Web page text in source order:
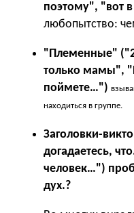
поэтому", "вот
любопытство:
"Племенные"
только мамы",
поймете…")
находиться в группе.
Заголовки-
догадаетесь,
человек…")
дух.?